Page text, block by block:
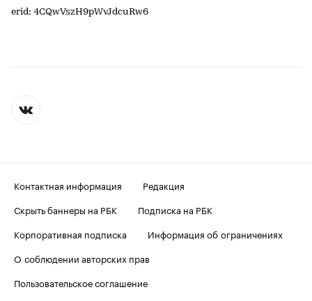
erid: 4CQwVszH9pWvJdcuRw6
Контактная информация
Редакция
Скрыть баннеры на РБК
Подписка на РБК
Корпоративная подписка
Информация об ограничениях
О соблюдении авторских прав
Пользовательское соглашение